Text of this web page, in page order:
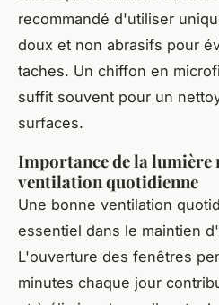
recommandé d'utiliser
doux et non abrasifs pour
taches. Un chiffon en
suffit souvent pour un
surfaces.
Importance de la lumière
ventilation quotidienne
Une bonne ventilation
essentiel dans le maintien
L'ouverture des fenêtres
minutes chaque jour